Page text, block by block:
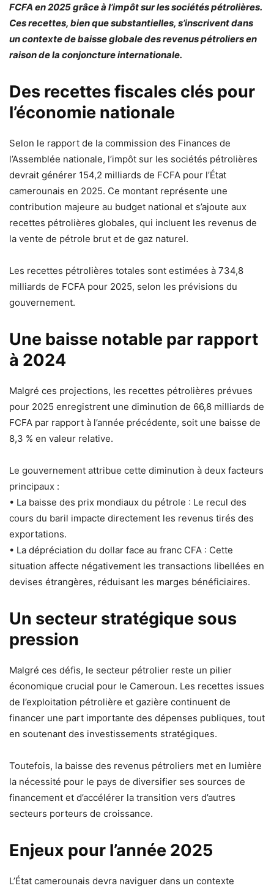
FCFA en 2025 grâce à l’impôt sur les sociétés pétrolières.
Ces recettes, bien que substantielles, s’inscrivent dans
un contexte de baisse globale des revenus pétroliers en
raison de la conjoncture internationale.
Des recettes fiscales clés pour
l’économie nationale
Selon le rapport de la commission des Finances de
l’Assemblée nationale, l’impôt sur les sociétés pétrolières
devrait générer 154,2 milliards de FCFA pour l’État
camerounais en 2025. Ce montant représente une
contribution majeure au budget national et s’ajoute aux
recettes pétrolières globales, qui incluent les revenus de
la vente de pétrole brut et de gaz naturel.
Les recettes pétrolières totales sont estimées à 734,8
milliards de FCFA pour 2025, selon les prévisions du
gouvernement.
Une baisse notable par rapport
à 2024
Malgré ces projections, les recettes pétrolières prévues
pour 2025 enregistrent une diminution de 66,8 milliards de
FCFA par rapport à l’année précédente, soit une baisse de
8,3 % en valeur relative.
Le gouvernement attribue cette diminution à deux facteurs
principaux :
• La baisse des prix mondiaux du pétrole : Le recul des
cours du baril impacte directement les revenus tirés des
exportations.
• La dépréciation du dollar face au franc CFA : Cette
situation affecte négativement les transactions libellées en
devises étrangères, réduisant les marges bénéficiaires.
Un secteur stratégique sous
pression
Malgré ces défis, le secteur pétrolier reste un pilier
économique crucial pour le Cameroun. Les recettes issues
de l’exploitation pétrolière et gazière continuent de
financer une part importante des dépenses publiques, tout
en soutenant des investissements stratégiques.
Toutefois, la baisse des revenus pétroliers met en lumière
la nécessité pour le pays de diversifier ses sources de
financement et d’accélérer la transition vers d’autres
secteurs porteurs de croissance.
Enjeux pour l’année 2025
L’État camerounais devra naviguer dans un contexte